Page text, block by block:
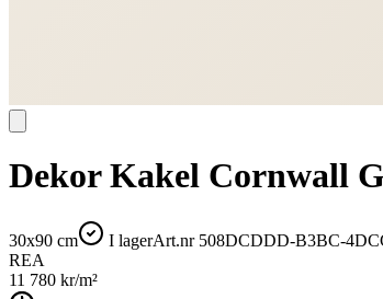
Dekor Kakel Cornwall
30x90 cm I lagerArt.nr 508DCDDD-B3BC-
REA
11 780 kr/m²